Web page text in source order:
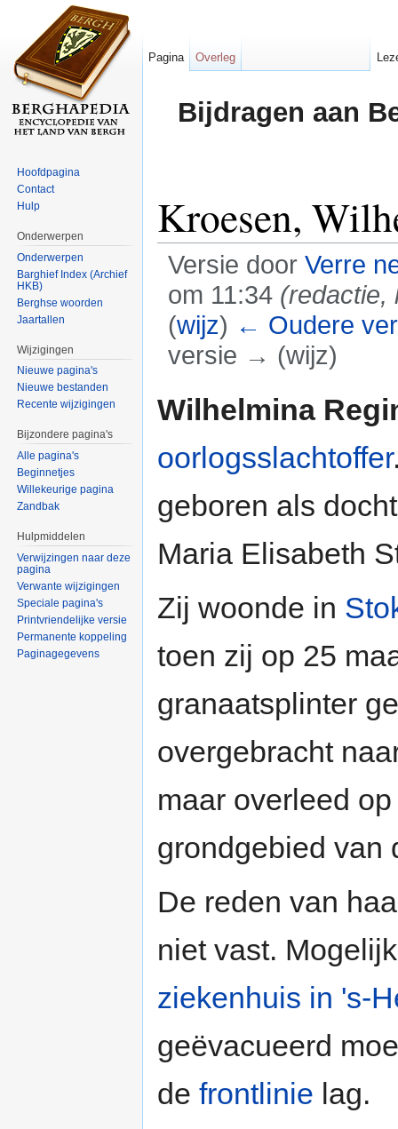
Bijdragen aan
Kroesen,
Versie door Verre
om 11:34 (redactie,
(wijz) ← Oudere
versie → (wijz)
Wilhelmina
oorlogsslachtoffer
geboren als
Maria Elisabeth
Zij woonde in
toen zij op 25
granaatsplinter
overgebracht
maar overleed
grondgebied van
De reden van
niet vast.
ziekenhuis in 's-
geëvacueerd
de frontlinie lag.
Pagina Overleg
Hoofdpagina
Contact
Hulp
Onderwerpen
Onderwerpen
Barghief Index (Archief
HKB)
Berghse woorden
Jaartallen
Wijzigingen
Nieuwe pagina's
Nieuwe bestanden
Recente wijzigingen
Bijzondere pagina's
Alle pagina's
Beginnetjes
Willekeurige pagina
Zandbak
Hulpmiddelen
Verwijzingen naar deze
pagina
Verwante wijzigingen
Speciale pagina's
Printvriendelijke versie
Permanente koppeling
Paginagegevens